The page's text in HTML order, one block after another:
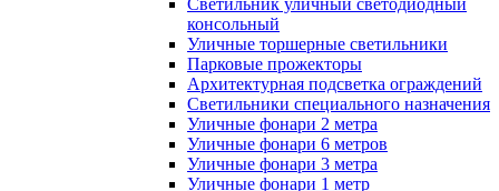
Светильник уличный светодиодный
консольный
Уличные торшерные светильники
Парковые прожекторы
Архитектурная подсветка ограждений
Светильники специального назначения
Уличные фонари 2 метра
Уличные фонари 6 метров
Уличные фонари 3 метра
Уличные фонари 1 метр